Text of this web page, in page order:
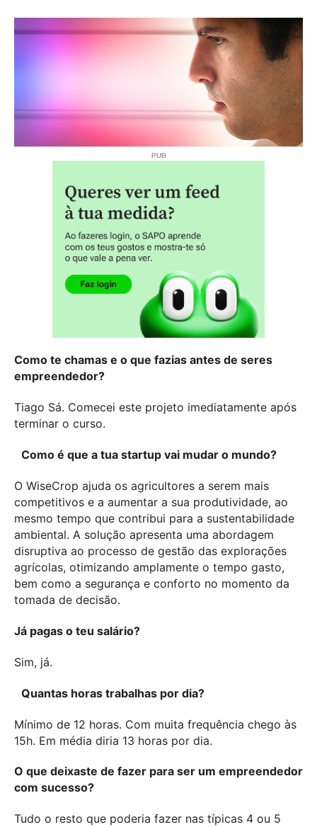
Como te chamas e o que fazias antes de seres
empreendedor?
Tiago Sá. Comecei este projeto imediatamente após
terminar o curso.
Como é que a tua startup vai mudar o mundo?
O WiseCrop ajuda os agricultores a serem mais
competitivos e a aumentar a sua produtividade, ao
mesmo tempo que contribui para a sustentabilidade
ambiental. A solução apresenta uma abordagem
disruptiva ao processo de gestão das explorações
agrícolas, otimizando amplamente o tempo gasto,
bem como a segurança e conforto no momento da
tomada de decisão.
Já pagas o teu salário?
Sim, já.
Quantas horas trabalhas por dia?
Mínimo de 12 horas. Com muita frequência chego às
15h. Em média diria 13 horas por dia.
O que deixaste de fazer para ser um empreendedor
com sucesso?
Tudo o resto que poderia fazer nas típicas 4 ou 5